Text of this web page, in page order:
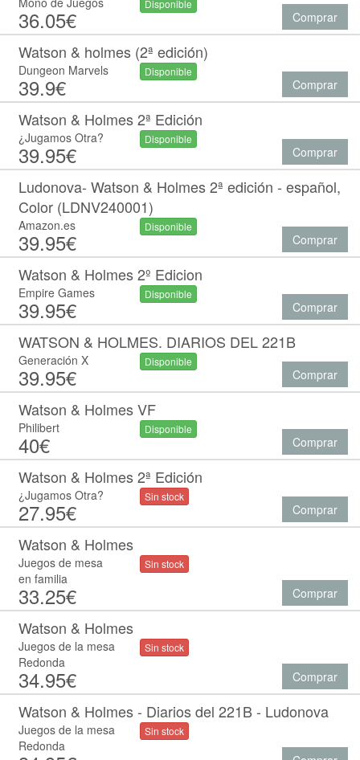
36.05€
Disponible
Comprar
Watson & holmes (2ª edición)
Dungeon Marvels
39.9€
Disponible
Comprar
Watson & Holmes 2ª Edición
¿Jugamos Otra?
39.95€
Disponible
Comprar
Ludonova- Watson & Holmes 2ª edición - español,
Color (LDNV240001)
Amazon.es
39.95€
Disponible
Comprar
Watson & Holmes 2º Edicion
Empire Games
39.95€
Disponible
Comprar
WATSON & HOLMES. DIARIOS DEL 221B
Generación X
39.95€
Disponible
Comprar
Watson & Holmes VF
Philibert
40€
Disponible
Comprar
Watson & Holmes 2ª Edición
¿Jugamos Otra?
27.95€
Sin stock
Comprar
Watson & Holmes
Juegos de mesa
en familia
33.25€
Sin stock
Comprar
Watson & Holmes
Juegos de la mesa
Redonda
34.95€
Sin stock
Comprar
Watson & Holmes - Diarios del 221B - Ludonova
Juegos de la mesa
Redonda
Sin stock